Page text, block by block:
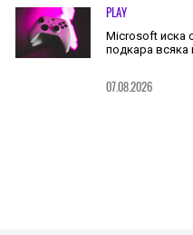
PLAY
Microsoft иска
подкара всяка
07.08.2026